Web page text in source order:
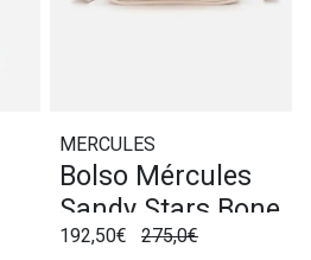
MERCULES
Bolso Mércules
Sandy Stars Bone
192,50€ 275,0€